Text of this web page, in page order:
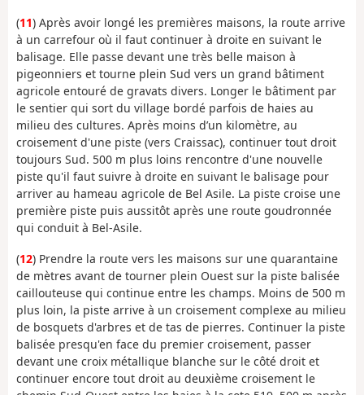
(11) Après avoir longé les premières maisons, la route arrive
à un carrefour où il faut continuer à droite en suivant le
balisage. Elle passe devant une très belle maison à
pigeonniers et tourne plein Sud vers un grand bâtiment
agricole entouré de gravats divers. Longer le bâtiment par
le sentier qui sort du village bordé parfois de haies au
milieu des cultures. Après moins d’un kilomètre, au
croisement d'une piste (vers Craissac), continuer tout droit
toujours Sud. 500 m plus loins rencontre d'une nouvelle
piste qu'il faut suivre à droite en suivant le balisage pour
arriver au hameau agricole de Bel Asile. La piste croise une
première piste puis aussitôt après une route goudronnée
qui conduit à Bel-Asile.
(12) Prendre la route vers les maisons sur une quarantaine
de mètres avant de tourner plein Ouest sur la piste balisée
caillouteuse qui continue entre les champs. Moins de 500 m
plus loin, la piste arrive à un croisement complexe au milieu
de bosquets d'arbres et de tas de pierres. Continuer la piste
balisée presqu'en face du premier croisement, passer
devant une croix métallique blanche sur le côté droit et
continuer encore tout droit au deuxième croisement le